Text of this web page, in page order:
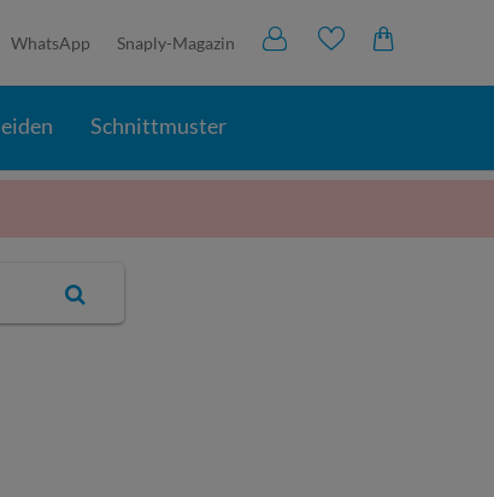
WhatsApp Snaply-Magazin
Schnittmuster